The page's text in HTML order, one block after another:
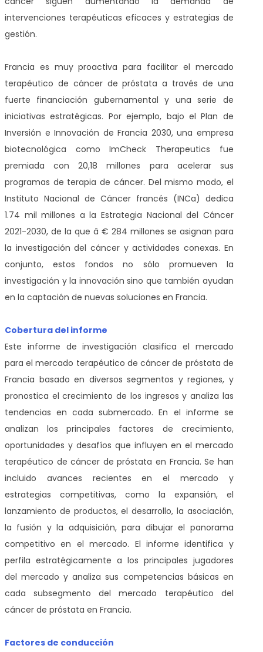
intervenciones terapéuticas eficaces y estrategias de
gestión.
Francia es muy proactiva para facilitar el mercado
terapéutico de cáncer de próstata a través de una
fuerte financiación gubernamental y una serie de
iniciativas estratégicas. Por ejemplo, bajo el Plan de
Inversión e Innovación de Francia 2030, una empresa
biotecnológica como ImCheck Therapeutics fue
premiada con 20,18 millones para acelerar sus
programas de terapia de cáncer. Del mismo modo, el
Instituto Nacional de Cáncer francés (INCa) dedica
1.74 mil millones a la Estrategia Nacional del Cáncer
2021-2030, de la que â € 284 millones se asignan para
la investigación del cáncer y actividades conexas. En
conjunto, estos fondos no sólo promueven la
investigación y la innovación sino que también ayudan
en la captación de nuevas soluciones en Francia.
Cobertura del informe
Este informe de investigación clasifica el mercado
para el mercado terapéutico de cáncer de próstata de
Francia basado en diversos segmentos y regiones, y
pronostica el crecimiento de los ingresos y analiza las
tendencias en cada submercado. En el informe se
analizan los principales factores de crecimiento,
oportunidades y desafíos que influyen en el mercado
terapéutico de cáncer de próstata en Francia. Se han
incluido avances recientes en el mercado y
estrategias competitivas, como la expansión, el
lanzamiento de productos, el desarrollo, la asociación,
la fusión y la adquisición, para dibujar el panorama
competitivo en el mercado. El informe identifica y
perfila estratégicamente a los principales jugadores
del mercado y analiza sus competencias básicas en
cada subsegmento del mercado terapéutico del
cáncer de próstata en Francia.
Factores de conducción